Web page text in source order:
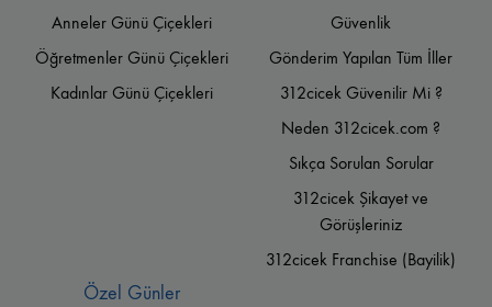
Anneler Günü Çiçekleri
Öğretmenler Günü Çiçekleri
Kadınlar Günü Çiçekleri
Güvenlik
Gönderim Yapılan Tüm İller
312cicek Güvenilir Mi ?
Neden 312cicek.com ?
Sıkça Sorulan Sorular
312cicek Şikayet ve
Görüşleriniz
312cicek Franchise (Bayilik)
Özel Günler